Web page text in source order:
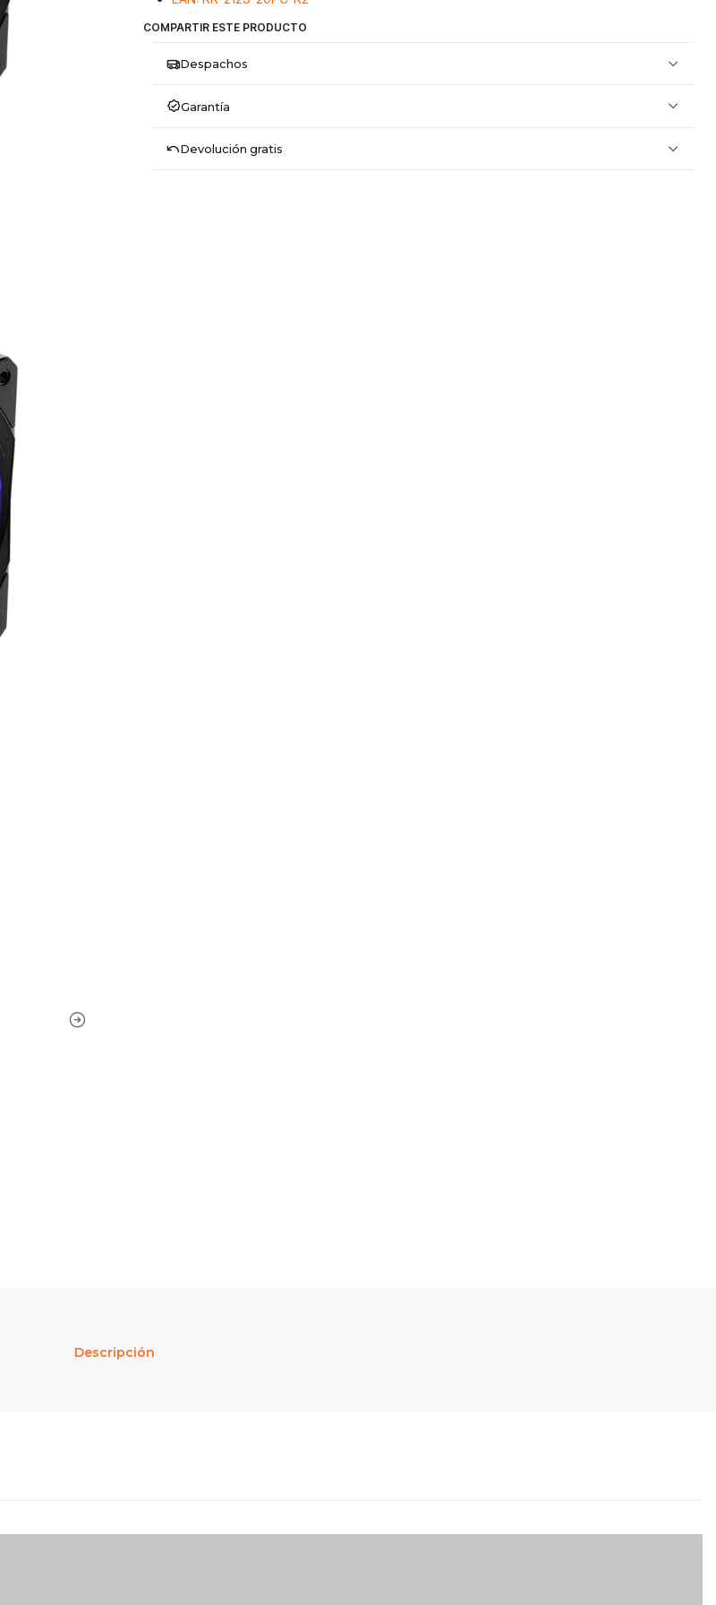
COMPARTIR ESTE PRODUCTO
Despachos
Garantía
Devolución gratis
Descripción